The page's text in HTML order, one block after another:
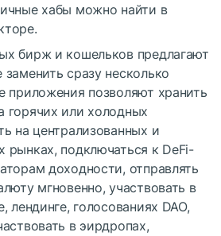
хабы можно найти в
бирж и кошельков предлагают
сразу несколько
приложения позволяют хранить
горячих или холодных
на централизованных и
рынках, подключаться к DeFi-
доходности, отправлять
мгновенно, участвовать в
лендинге, голосованиях DAO,
в эирдропах,